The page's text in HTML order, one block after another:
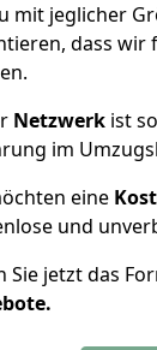
mit jeglicher
dass wir
Netzwerk ist
im
eine
und
Sie jetzt das